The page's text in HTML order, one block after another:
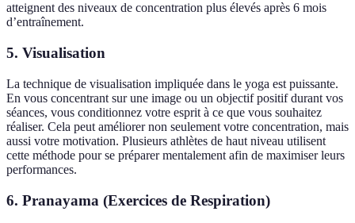
atteignent des niveaux de concentration plus élevés après 6 mois
d’entraînement.
5. Visualisation
La technique de visualisation impliquée dans le yoga est puissante.
En vous concentrant sur une image ou un objectif positif durant vos
séances, vous conditionnez votre esprit à ce que vous souhaitez
réaliser. Cela peut améliorer non seulement votre concentration, mais
aussi votre motivation. Plusieurs athlètes de haut niveau utilisent
cette méthode pour se préparer mentalement afin de maximiser leurs
performances.
6. Pranayama (Exercices de Respiration)